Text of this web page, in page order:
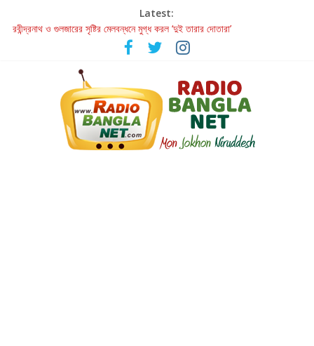
Latest:
হাওয়া বদলের টলিউডে ‘তুমি এলে তাই’
রবীন্দ্রনাথ ও গুলজারের সৃষ্টির মেলবন্ধনে মুগ্ধ করল ‘দুই তারার দোতারা’
কলের গান থেকে রীলস্ — বাঙালির গান শোনার বিবর্তনের গল্প
জগন্নাথমঙ্গলম্ — বাংলায় প্রথমবার মঞ্চে এবার রথযাত্রার উদযাপন
Retribution: A Thought-Provoking Short Film That Challenges
Our Understanding of Justice